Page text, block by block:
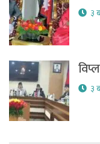
३
३